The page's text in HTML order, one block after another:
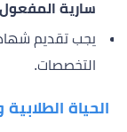
سارية المفعول
يجب تقديم
التخصصات.
الحياة